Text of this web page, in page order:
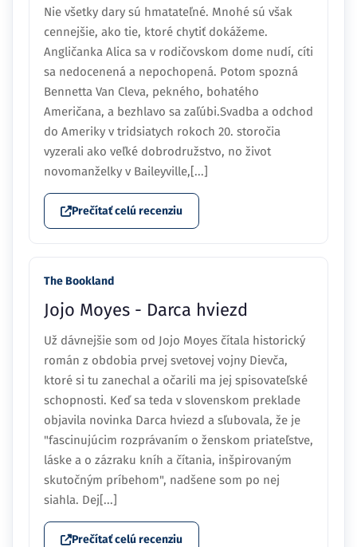
Nie všetky dary sú hmatateľné. Mnohé sú však
cennejšie, ako tie, ktoré chytiť dokážeme.
Angličanka Alica sa v rodičovskom dome nudí, cíti
sa nedocenená a nepochopená. Potom spozná
Bennetta Van Cleva, pekného, bohatého
Američana, a bezhlavo sa zaľúbi.Svadba a odchod
do Ameriky v tridsiatych rokoch 20. storočia
vyzerali ako veľké dobrodružstvo, no život
novomanželky v Baileyville,[...]
Prečítať celú recenziu
The Bookland
Jojo Moyes - Darca hviezd
Už dávnejšie som od Jojo Moyes čítala historický
román z obdobia prvej svetovej vojny Dievča,
ktoré si tu zanechal a očarili ma jej spisovateľské
schopnosti. Keď sa teda v slovenskom preklade
objavila novinka Darca hviezd a sľubovala, že je
"fascinujúcim rozprávaním o ženskom priateľstve,
láske a o zázraku kníh a čítania, inšpirovaným
skutočným príbehom", nadšene som po nej
siahla. Dej[...]
Prečítať celú recenziu